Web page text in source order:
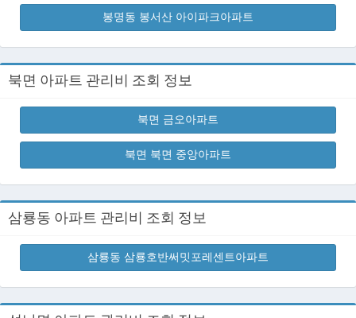
봉명동 봉서산 아이파크아파트
북면 아파트 관리비 조회 정보
북면 금오아파트
북면 북면 중앙아파트
삼룡동 아파트 관리비 조회 정보
삼룡동 삼룡호반써밋포레센트아파트